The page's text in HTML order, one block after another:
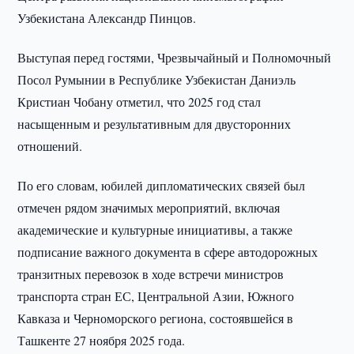
Узбекистана Александр Пинцов.
Выступая перед гостями, Чрезвычайный и Полномочный
Посол Румынии в Республике Узбекистан Даниэль
Кристиан Чобану отметил, что 2025 год стал
насыщенным и результативным для двусторонних
отношений.
По его словам, юбилей дипломатических связей был
отмечен рядом значимых мероприятий, включая
академические и культурные инициативы, а также
подписание важного документа в сфере автодорожных
транзитных перевозок в ходе встречи министров
транспорта стран ЕС, Центральной Азии, Южного
Кавказа и Черноморского региона, состоявшейся в
Ташкенте 27 ноября 2025 года.